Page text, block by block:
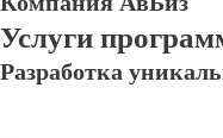
Услуги
Разработка